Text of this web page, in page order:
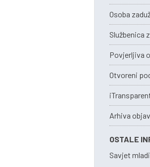
Osoba
Službenica
Povjerljiva
Otvoreni
Arhiva
OSTALE
Savjet